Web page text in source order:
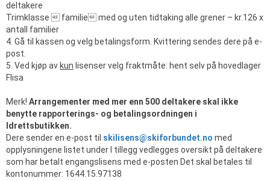
deltakere
Trimklasse  familie med og uten tidtaking alle grener – kr.126 x
antall familier
4. Gå til kassen og velg betalingsform. Kvittering sendes dere på e-
post.
5. Ved kjøp av kun lisenser velg fraktmåte: hent selv på hovedlager
Flisa
Merk! Arrangementer med mer enn 500 deltakere skal ikke
benytte rapporterings- og betalingsordningen i
Idrettsbutikken.
Dere sender en e-post til skilisens@skiforbundet.no med
opplysningene listet under I tillegg vedlegges oversikt på deltakere
som har betalt engangslisens med e-posten Det skal betales til
kontonummer: 1644.15.97138